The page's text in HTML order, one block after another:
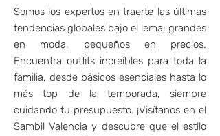
Somos los expertos en traerte las últimas
tendencias globales bajo el lema: grandes
en moda, pequeños en precios.
Encuentra outfits increíbles para toda la
familia, desde básicos esenciales hasta lo
más top de la temporada, siempre
cuidando tu presupuesto. ¡Visítanos en el
Sambil Valencia y descubre que el estilo